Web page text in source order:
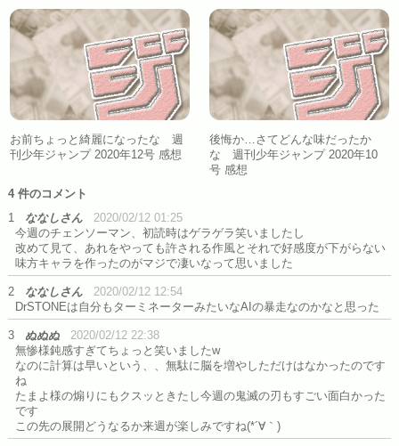
お前ちょっと綺麗になったな 週
刊少年ジャンプ 2020年12号 感想
後悔か…さてどんな味だったか
な 週刊少年ジャンプ 2020年10
号 感想
4 件のコメント
1
ななしさん
2020/02/12 01:25
今週のチェンソーマン、初読時はゲラゲラ笑いましたし
改めて見て、あれをやっても許される作風とそれで好感度が下がらない
味方キャラを作ったのがマジで凄いなって思いました
2 ななしさん
2020/02/12 12:54
DrSTONEは自分もターミネーターみたいなAIの暴走なのかなと思った
3 ぬぬぬ
2020/02/12 22:38
無惨様鈍感すぎてちょっと笑いましたw
なのに計算は早いという、、無駄に脳を増やしただけはなかったのです
ね
たまよ様の煽りにもクスッときたし今週の鬼滅の刃もすごい面白かった
です
この先の展開どうなるか来週が楽しみですね(*´∀｀)